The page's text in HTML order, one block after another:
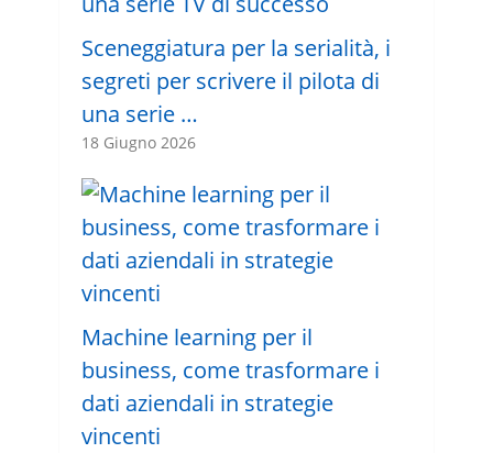
Sceneggiatura per la serialità, i
segreti per scrivere il pilota di
una serie …
18 Giugno 2026
Machine learning per il
business, come trasformare i
dati aziendali in strategie
vincenti